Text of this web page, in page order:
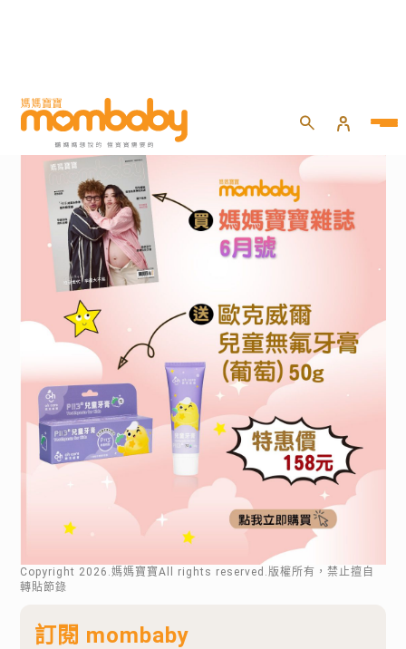
Copyright 2026 .媽媽寶寶All rights reserved.版權所有，禁止擅自
轉貼節錄
訂閱 mombaby